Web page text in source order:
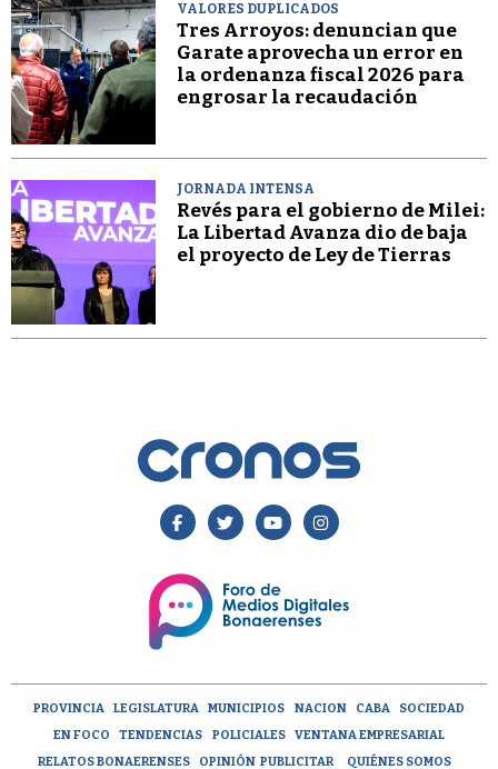
VALORES DUPLICADOS
Tres Arroyos: denuncian que
Garate aprovecha un error en
la ordenanza fiscal 2026 para
engrosar la recaudación
JORNADA INTENSA
Revés para el gobierno de Milei:
La Libertad Avanza dio de baja
el proyecto de Ley de Tierras
PROVINCIA LEGISLATURA MUNICIPIOS NACION CABA
SOCIEDAD
EN FOCO
TENDENCIAS POLICIALES
VENTANA EMPRESARIAL
RELATOS BONAERENSES
OPINIÓN PUBLICITAR QUIÉNES SOMOS